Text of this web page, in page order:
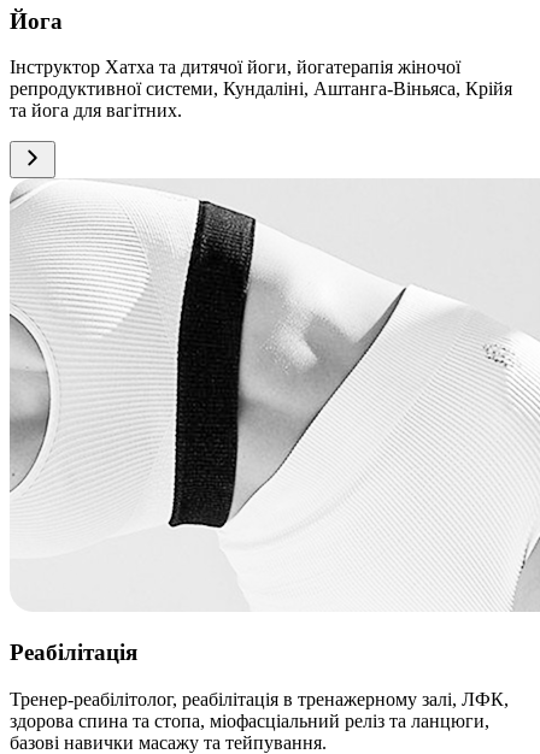
Йога
Інструктор Хатха та дитячої йоги, йогатерапія жіночої
репродуктивної системи, Кундаліні, Аштанга-Віньяса, Крійя
та йога для вагітних.
Реабілітація
Тренер-реабілітолог, реабілітація в тренажерному залі, ЛФК,
здорова спина та стопа, міофасціальний реліз та ланцюги,
базові навички масажу та тейпування.